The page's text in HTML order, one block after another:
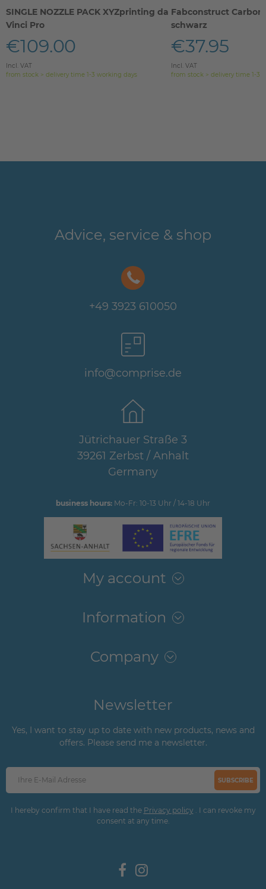
SINGLE NOZZLE PACK XYZprinting da
Vinci Pro
€109.00
Incl. VAT
from stock > delivery time 1-3 working days
Fabconstruct
schwarz
€37.95
Incl. VAT
from stock > delivery time 1-3
Advice, service & shop
+49 3923 610050
info@comprise.de
Jütrichauer Straße 3
39261 Zerbst / Anhalt
Germany
business hours: Mo-Fr: 10-13 Uhr / 14-18 Uhr
My account
Information
Company
Newsletter
Yes, I want to stay up to date with new products, news and
offers. Please send me a newsletter.
SUBSCRIBE
I hereby confirm that I have read the Privacy policy . I can revoke my
consent at any time.